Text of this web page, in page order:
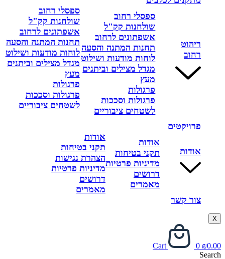
ריהוט
רחוב
ספסלי רחוב
שולחנות קק"ל
אשפתונים לרחוב
תחנות המתנה והסעה
לוחות מודעות ושילוט
מגדל מצילים וביתנים
מעץ
פרגולות
פרגולות וסככות
לשטחים ציבוריים
ספסלי רחוב
שולחנות קק"ל
אשפתונים לרחוב
תחנות המתנה והסעה
לוחות מודעות ושילוט
מגדל מצילים וביתנים
מעץ
פרגולות
פרגולות וסככות
לשטחים ציבוריים
פרויקטים
אודות
אודות
תקני בטיחות
מדיניות פרטיות
דרושים
מאמרים
אודות
תקני בטיחות
הצהרת נגישות
מדיניות פרטיות
דרושים
מאמרים
צור קשר
X
₪0.00
0
Cart
Search